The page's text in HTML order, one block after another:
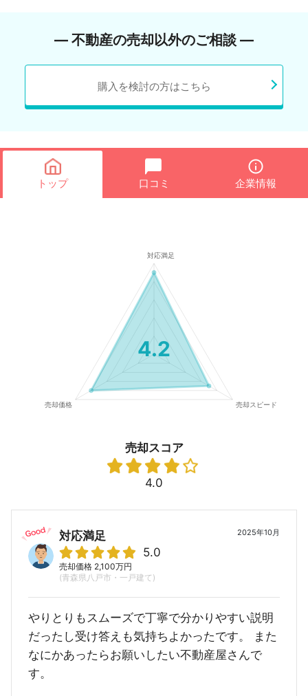
― 不動産の売却以外のご相談 ―
購入を検討の方はこちら
トップ 口コミ 企業情報
4.2
売却スコア
4.0
2025年10月
対応満足
5.0
売却価格 2,100万円
(青森県八戸市・一戸建て)
やりとりもスムーズで丁寧で分かりやすい説明
だったし受け答えも気持ちよかったです。 また
なにかあったらお願いしたい不動産屋さんで
す。